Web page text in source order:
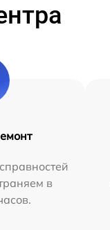
в